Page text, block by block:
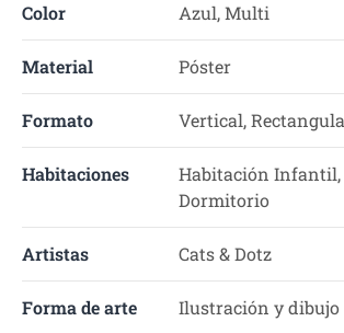
Color Azul, Multi
Material Póster
Formato Vertical,
Habitaciones
Habitación Infantil,
Dormitorio
Artistas Cats & Dotz
Forma de arte Ilustración y dibujo